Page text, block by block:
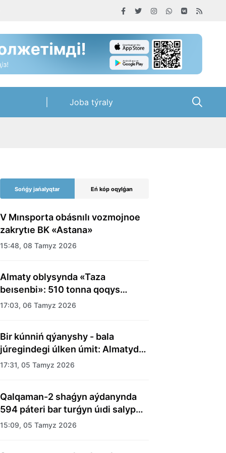
Joba týraly
Sońǵy jańalyqtar Eń kóp oqylǵan
V Mınsporta obásnılı vozmojnoe
zakrytıe BK «Astana»
15:48, 08 Tamyz 2026
Almaty oblysynda «Taza
beısenbi»: 510 tonna qoqys
shyǵaryldy
17:03, 06 Tamyz 2026
Bir kúnniń qýanyshy - bala
júregindegi úlken úmit: Almatyda
balalar úıiniń tárbıelenýshilerine
17:31, 05 Tamyz 2026
Qalqaman-2 shaǵyn aýdanynda
594 páteri bar turǵyn úıdi salyp
bitti
15:09, 05 Tamyz 2026